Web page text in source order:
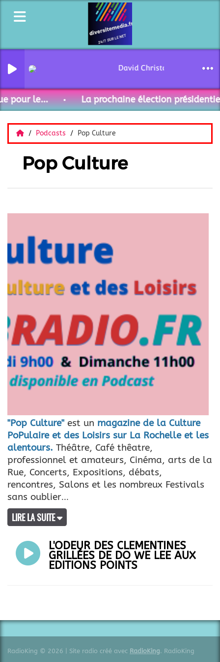
David Christoffel - Curieux
pour le... La prochaine élection
Podcasts Pop Culture
Pop Culture
"Pop Culture" est un magazine de la Culture
PoPulaire et des Loisirs sur La Rochelle et les
alentours. Théâtre, Café thêatre,
professionnel et amateurs, Cinéma, arts de la
Rue, Concerts, Expositions, débats,
rencontres, Salons et les nombreux Festivals
sans oublier
LIRE LA SUITE
L'ODEUR DES CLÉMENTINES
GRILLÉES DE DO WE LEE AUX
EDITIONS POINTS
RadioKing © 2026 | Site radio créé avec RadioKing. RadioKing